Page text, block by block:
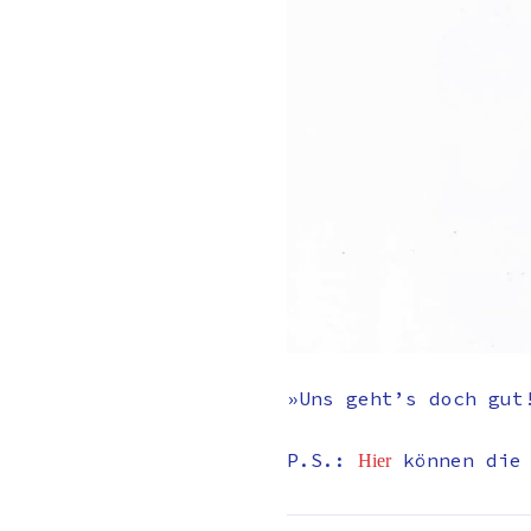
»Uns geht’s doch
P.S.: Hierkönnen die